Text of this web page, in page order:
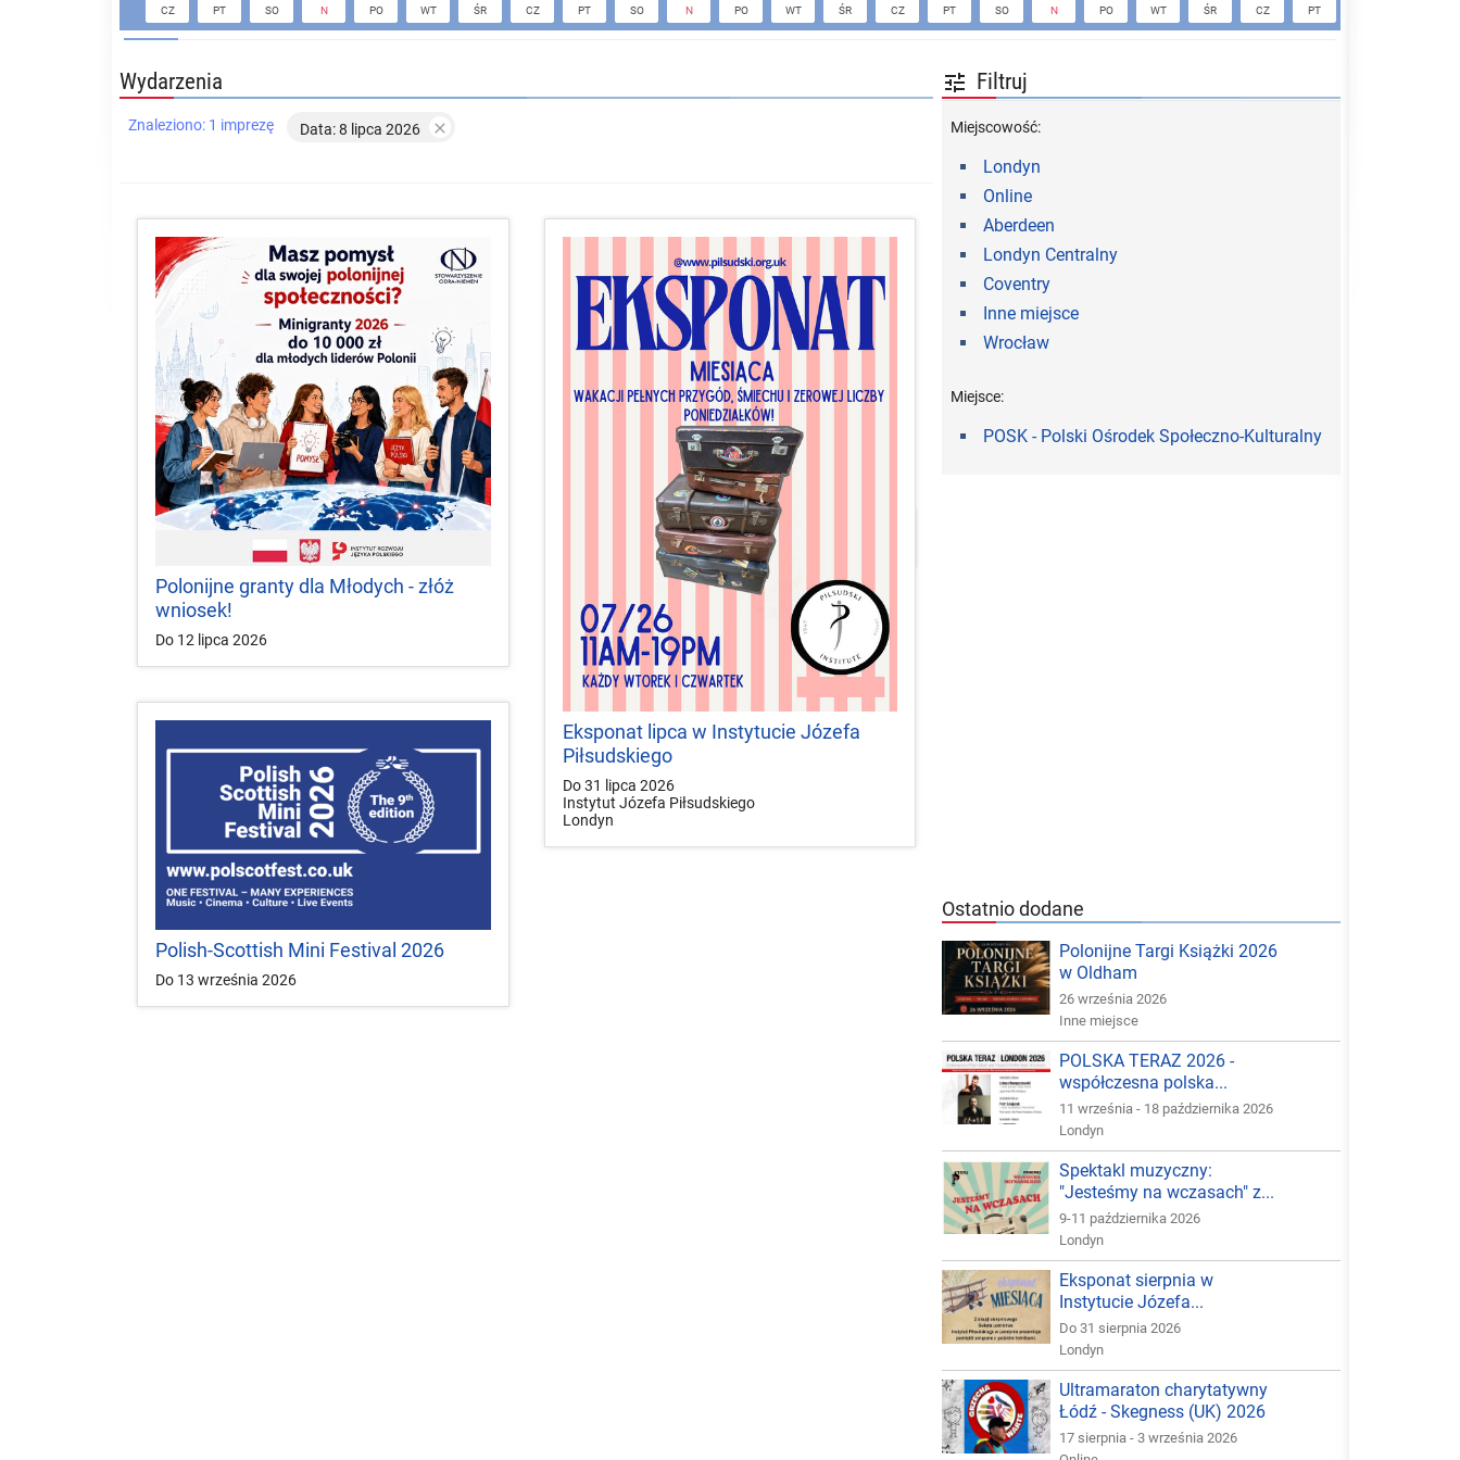
CZ PT SO N PO WT ŚR CZ PT SO N PO WT ŚR CZ PT SO N PO WT ŚR CZ PT
 Filtruj
Miejscowość:
Londyn
Online
Aberdeen
Londyn Centralny
Coventry
Inne miejsce
Wrocław
Miejsce:
POSK - Polski Ośrodek Społeczno-Kulturalny
Wydarzenia

Plakaty

Mapa
Znaleziono: 1 imprezę Data: 8 lipca 2026 
Polonijne granty dla Młodych - złóż
wniosek!
Do 12 lipca 2026
Eksponat lipca w Instytucie Józefa
Piłsudskiego
Do 31 lipca 2026
Instytut Józefa Piłsudskiego
Londyn
Polish-Scottish Mini Festival 2026
Do 13 września 2026
Ostatnio dodane
Polonijne Targi Książki 2026
w Oldham
26 września 2026
Inne miejsce
POLSKA TERAZ 2026 -
współczesna polska...
11 września - 18 października 2026
Londyn
Spektakl muzyczny:
"Jesteśmy na wczasach" z...
9-11 października 2026
Londyn
Eksponat sierpnia w
Instytucie Józefa...
Do 31 sierpnia 2026
Londyn
Ultramaraton charytatywny
Łódź - Skegness (UK) 2026
17 sierpnia - 3 września 2026